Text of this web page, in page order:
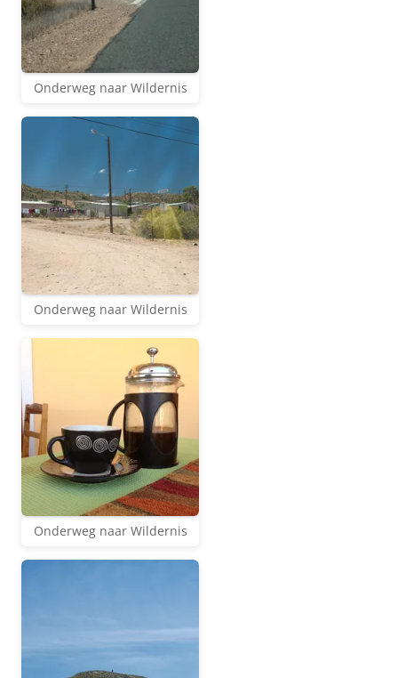
Onderweg naar Wildernis
Onderweg naar Wildernis
Onderweg naar Wildernis